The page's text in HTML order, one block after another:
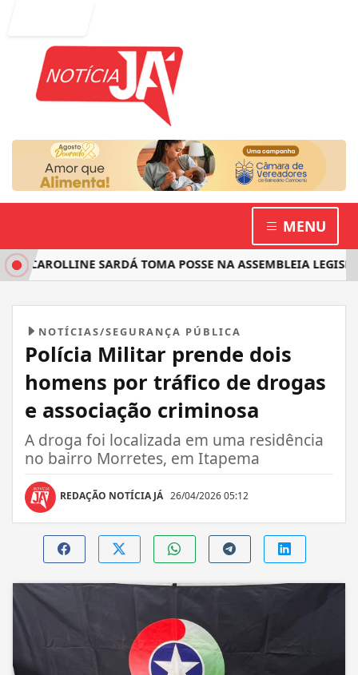
MENU
SARDÁ TOMA POSSE NA ASSEMBLEIA
NOTÍCIAS/SEGURANÇA PÚBLICA
Polícia Militar prende dois
homens por tráfico de drogas
e associação criminosa
A droga foi localizada em uma residência
no bairro Morretes, em Itapema
REDAÇÃO NOTÍCIA JÁ 26/04/2026 05:12